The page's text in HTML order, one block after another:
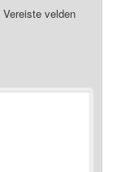
Vereiste velden